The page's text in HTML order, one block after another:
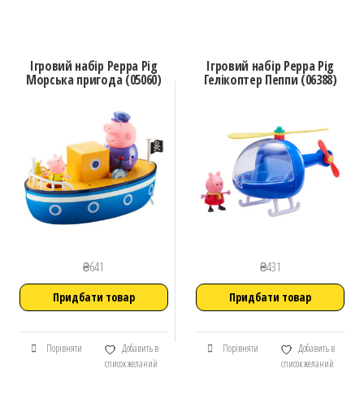
Ігровий набір Peppa Pig
Морська пригода (05060)
₴641
Придбати товар
Порівняти
Добавить в
список желаний
Ігровий набір Peppa Pig
Гелікоптер Пеппи (06388)
₴431
Придбати товар
Порівняти
Добавить в
список желаний